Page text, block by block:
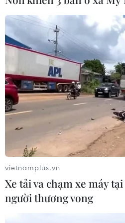
CƠ QUAN CHỦ QUẢN: THÔNG TẤN XÃ VIỆT
Tổng Biên tập: TRẦN TIẾN
Phó Tổng Biên tập: NGUYỄN
Sở hữu trí tuệ
RSS
Ngôn ngữ
Dịch vụ tin
Liên hệ
Giấy phép số: 1374/GP-BTTTT do
vietnamplus.vn
Xe tải va chạm xe máy
người thương vong